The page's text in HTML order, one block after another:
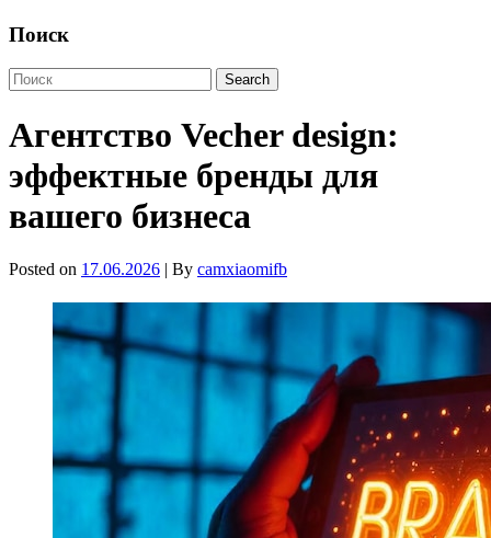
Поиск
Агентство Vecher design:
эффектные бренды для
вашего бизнеса
Posted on 17.06.2026 | By camxiaomifb